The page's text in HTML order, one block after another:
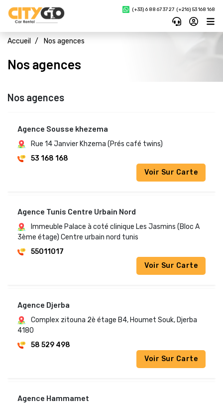
(+33) 6 88 67 37 27 (+216) 53 168 168
Accueil Nos agences
Nos agences
Nos agences
Agence Sousse khezema
Rue 14 Janvier Khzema (Prés café twins)
53 168 168
Voir Sur Carte
Agence Tunis Centre Urbain Nord
Immeuble Palace à coté clinique Les Jasmins (Bloc A
3ème étage) Centre urbain nord tunis
55011017
Voir Sur Carte
Agence Djerba
Complex zitouna 2è étage B4, Houmet Souk, Djerba
4180
58 529 498
Voir Sur Carte
Agence Hammamet